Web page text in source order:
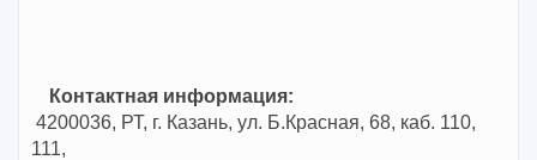
Контактная информация:
4200036, РТ, г. Казань, ул. Б.Красная, 68, каб. 110,
111,